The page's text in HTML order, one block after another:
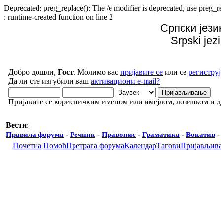
Deprecated: preg_replace(): The /e modifier is deprecated, use
: runtime-created function on line 2
Српски
Srpski
Добро дошли, Гост. Молимо вас пријавите се или се
Да ли сте изгубили ваш активациони e-mail?
Пријавите се корисничким именом или имејлом, лозинком и
Вести:
Правила форума - Речник - Правопис - Граматика - Вокатив -
Почетна ПомоћПретрага форумаКалендарТагови